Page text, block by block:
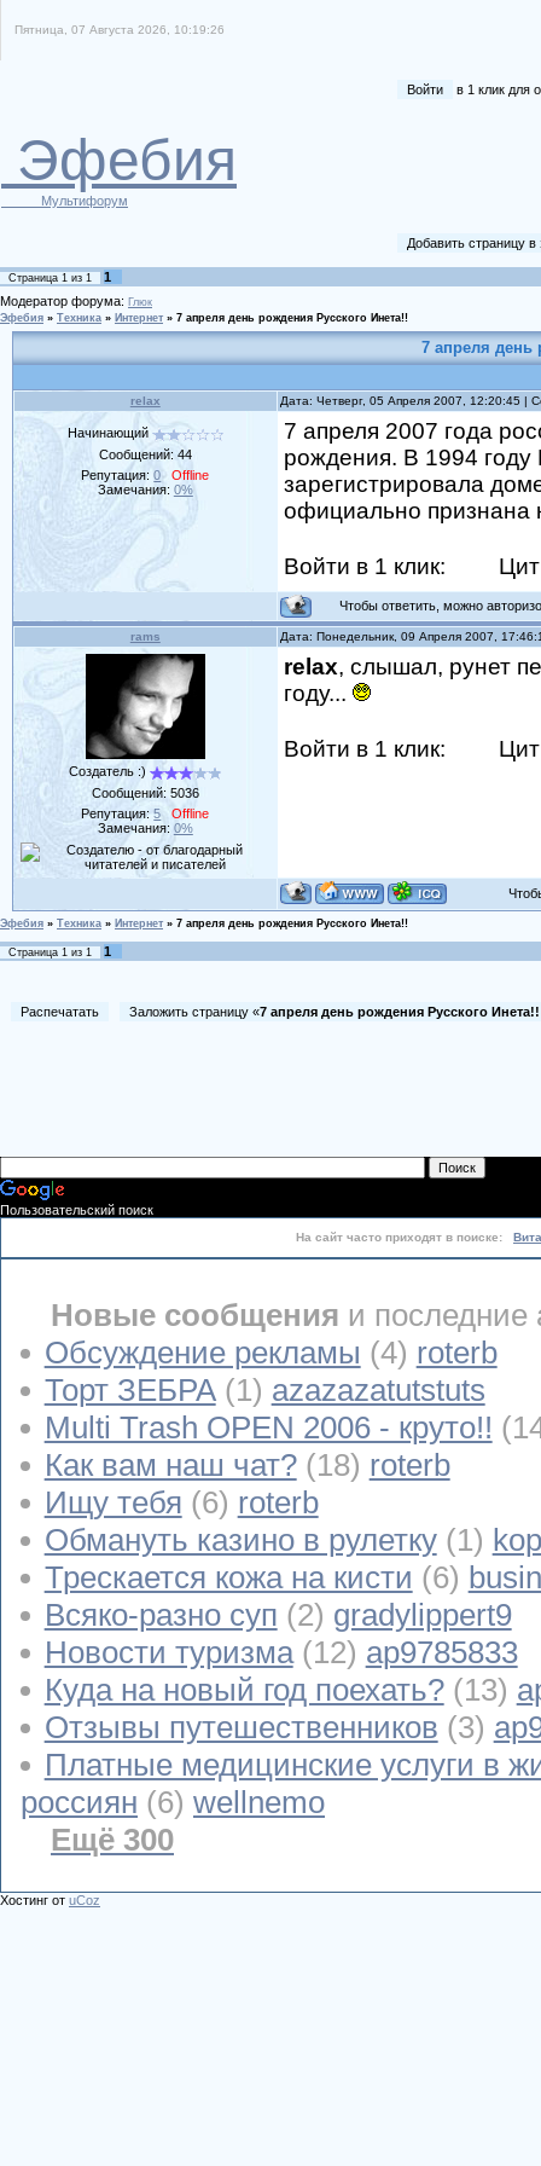
Пятница, 07 Августа 2026, 10:19:26
Войти в 1 клик для
Эфебия
Мультифорум
Добавить страницу
Страница 1 из 1
1
Модератор форума: Глюк
Эфебия » Техника » Интернет » 7 апреля день рождения Русского Инета!!
7 апреля день
relax Дата: Четверг, 05 Апреля 2007, 12:20:45 |
Начинающий
Сообщений: 44
Репутация:0
Offline
Замечания: 0%
7 апреля 2007 года
рождения. В 1994
зарегистрировала
официально признана
Войти в 1 клик:
Чтобы ответить, можно
rams Дата: Понедельник, 09 Апреля 2007,
Создатель :)
Сообщений: 5036
Репутация:5
Offline
Замечания: 0%
relax, слышал, рунет
году...
Войти в 1 клик:
Эфебия » Техника » Интернет » 7 апреля день рождения Русского Инета!!
Страница 1 из 1 1
Распечатать Заложить страницу «7 апреля день рождения Русского
Пользовательский поиск
На сайт часто приходят в поиске:
Новые сообщения и последние
Обсуждение рекламы (4) roterb
Торт ЗЕБРА (1) azazazatutstuts
Multi Trash OPEN 2006 - круто!!
Как вам наш чат? (18) roterb
Ищу тебя (6) roterb
Обмануть казино в рулетку (1)
Трескается кожа на кисти (6)
Всяко-разно суп (2) gradylippert9
Новости туризма (12) ap9785833
Куда на новый год поехать? (13)
Отзывы путешественников (3)
Платные медицинские услуги в
россиян (6) wellnemo
Ещё 300
Хостинг от uCoz